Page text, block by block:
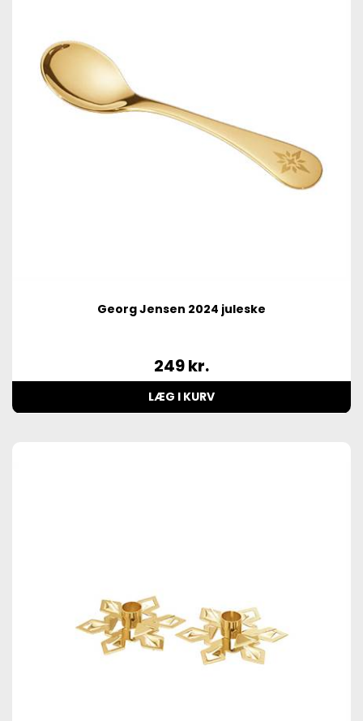
Georg Jensen 2024 juleske
249kr.
LÆG I KURV